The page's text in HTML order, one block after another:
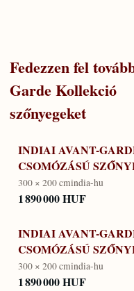
Fedezzen fel
Garde Kollekció
szőnyegeket
INDIAI AVANT-
CSOMÓZÁSÚ
300 × 200 cmindia-hu
1 890 000 HUF
INDIAI AVANT-
CSOMÓZÁSÚ
300 × 200 cmindia-hu
1 890 000 HUF